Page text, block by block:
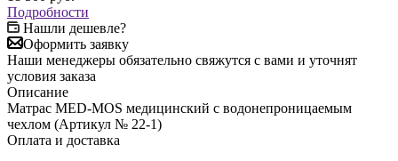
Подробности
Нашли дешевле?
Оформить заявку
Наши менеджеры обязательно свяжутся с вами и уточнят
условия заказа
Описание
Матрас MED-MOS медицинский с водонепроницаемым
чехлом (Артикул № 22-1)
Оплата и доставка